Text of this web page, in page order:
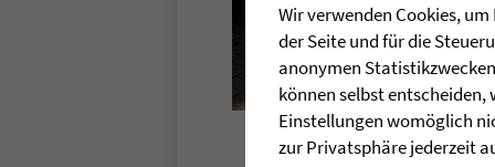
Wir verwenden Cookies,
der Seite und für die
anonymen
können selbst entscheiden,
Einstellungen womöglich
zur Privatsphäre jederzeit